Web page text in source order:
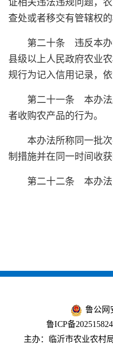
证相关违法违规问题，
查处或者移交有管辖权的
第二十条 违反本办
县级以上人民政府农业
规行为记入信用记录，
第二十一条 本办法
者收购农产品的行为。
本办法所称同一批
制措施并在同一时间收
第二十二条 本办法
鲁公网
鲁ICP备
主办：临沂市农业农村